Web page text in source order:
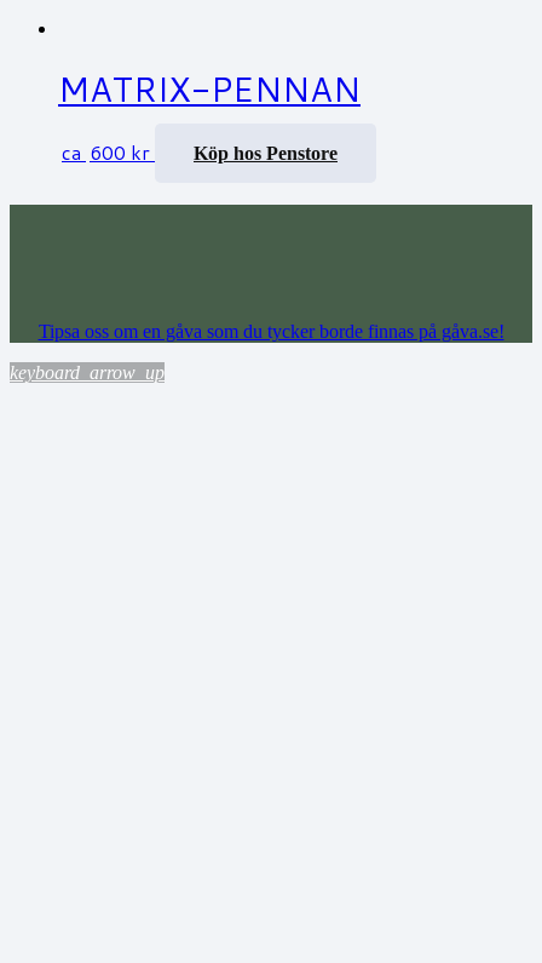
MATRIX-PENNAN
ca 600 kr Köp hos Penstore
Tipsa oss om en gåva som du tycker borde finnas på gåva.se!
keyboard_arrow_up